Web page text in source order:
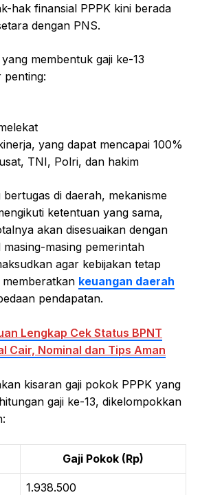
hak finansial PPPK kini berada
dengan PNS.
membentuk gaji ke-13
penting:
yang dapat mencapai 100%
TNI, Polri, dan hakim
di daerah, mekanisme
ketentuan yang sama,
akan disesuaikan dengan
masing pemerintah
agar kebijakan tetap
keuangan daerah
pendapatan.
Lengkap Cek Status BPNT
Cair, Nominal dan Tips Aman
kisaran gaji pokok PPPK yang
gaji ke-13, dikelompokkan
Gaji Pokok (Rp)
1.938.500